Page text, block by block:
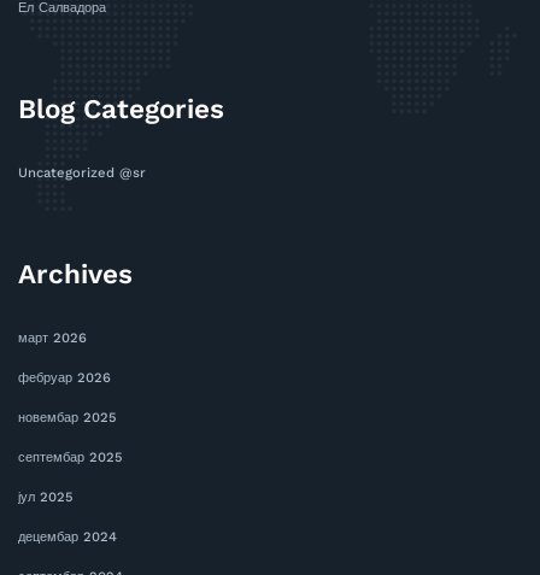
Ел Салвадора
Blog Categories
Uncategorized @sr
Archives
март 2026
фебруар 2026
новембар 2025
септембар 2025
јул 2025
децембар 2024